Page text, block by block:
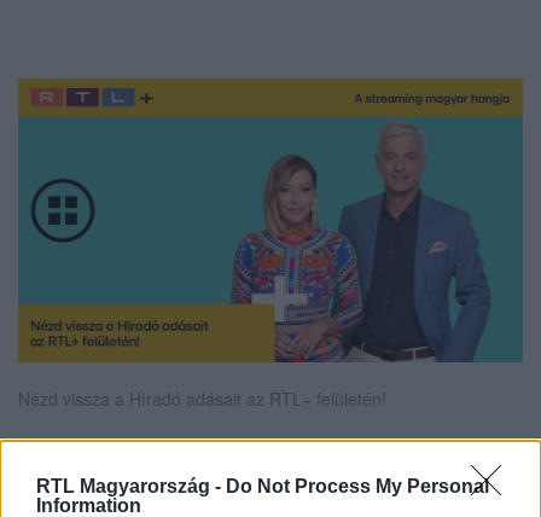
RTL Magyarország - Do Not Process My Personal
Information
Nézd vissza a Híradó adásait az RTL+ felületén!
Itt állítsd be, hogy az RTL.hu az elsők között